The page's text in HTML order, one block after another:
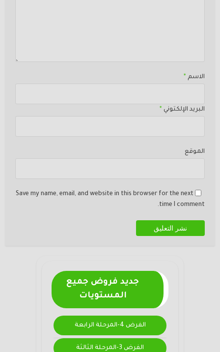
الاسم *
البريد الإلكتوني *
الموقع
Save my name, email, and website in this browser for the next
time I comment.
جديد فروض جميع
المستويات
الفرض 4-المرحلة الرابعة
الفرض 3-المرحلة الثالثة